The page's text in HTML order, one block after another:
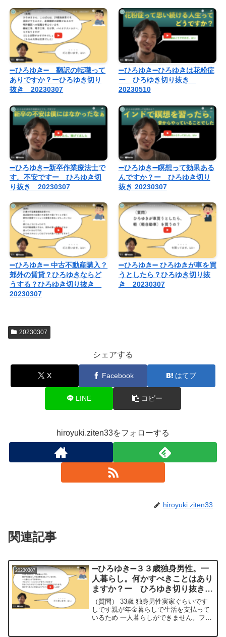
➖ひろゆき➖ 翻訳の転職って
ありですか？ーひろゆき切り
抜き 20230307
➖ひろゆき➖ひろゆきは花粉症
ー ひろゆき切り抜き
20230510
➖ひろゆき➖新卒作業療法士で
す。不安ですー ひろゆき切
り抜き 20230307
➖ひろゆき➖瞑想って効果ある
んですか？ー ひろゆき切り
抜き 20230307
➖ひろゆき➖ 中古不動産購入？
郊外の賃貸？ひろゆきならど
うする？ひろゆき切り抜き
20230307
➖ひろゆき➖ ひろゆきが車を買
うとしたら？ひろゆき切り抜
き 20230307
20230307
シェアする
X Facebook はてブ
LINE コピー
hiroyuki.ziten33をフォローする
hiroyuki.ziten33
関連記事
20230307
➖ひろゆき➖３３歳独身男性。一
人暮らし。何かすべきことはあり
ますか？ー ひろゆき切り抜き
20230307
（質問） 33歳 独身男性実家ぐらいです
しです親が年金暮らしで生活を支払って
いるため 一人暮らしができません。フル